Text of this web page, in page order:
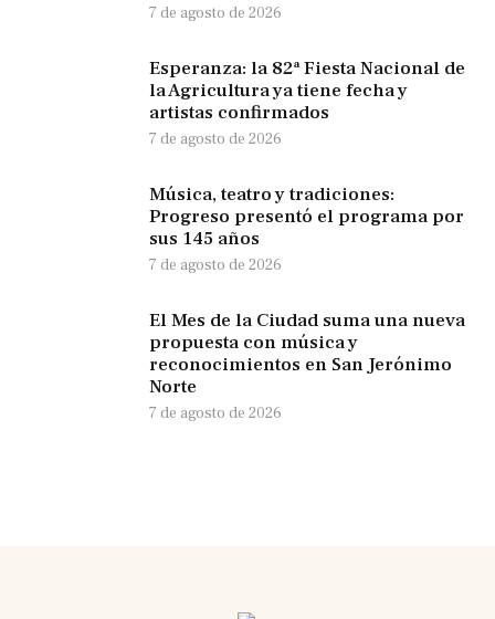
7 de agosto de 2026
Esperanza: la 82ª Fiesta Nacional de
la Agricultura ya tiene fecha y
artistas confirmados
7 de agosto de 2026
Música, teatro y tradiciones:
Progreso presentó el programa por
sus 145 años
7 de agosto de 2026
El Mes de la Ciudad suma una nueva
propuesta con música y
reconocimientos en San Jerónimo
Norte
7 de agosto de 2026